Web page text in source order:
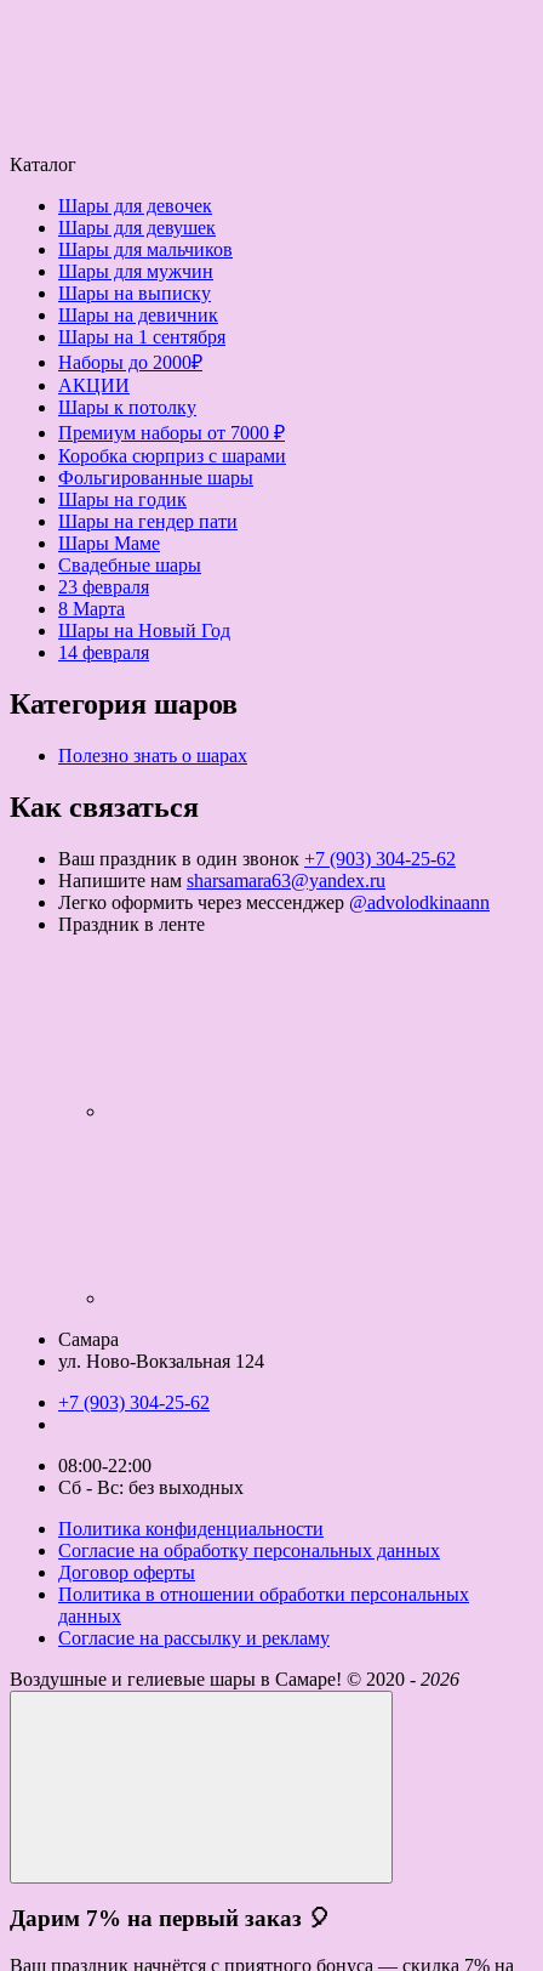
Каталог
Шары для девочек
Шары для девушек
Шары для мальчиков
Шары для мужчин
Шары на выписку
Шары на девичник
Шары на 1 сентября
Наборы до 2000₽
АКЦИИ
Шары к потолку
Премиум наборы от 7000 ₽
Коробка сюрприз с шарами
Фольгированные шары
Шары на годик
Шары на гендер пати
Шары Маме
Свадебные шары
23 февраля
8 Марта
Шары на Новый Год
14 февраля
Категория шаров
Полезно знать о шарах
Как связаться
Ваш праздник в один звонок +7 (903) 304-25-62
Напишите нам sharsamara63@yandex.ru
Легко оформить через мессенджер @advolodkinaann
Праздник в ленте
Самара
ул. Ново-Вокзальная 124
+7 (903) 304-25-62
08:00-22:00
Сб - Вс: без выходных
Политика конфиденциальности
Согласие на обработку персональных данных
Договор оферты
Политика в отношении обработки персональных
данных
Согласие на рассылку и рекламу
Воздушные и гелиевые шары в Самаре! © 2020 - 2026
Дарим 7% на первый заказ 🎈
Ваш праздник начнётся с приятного бонуса — скидка 7% на